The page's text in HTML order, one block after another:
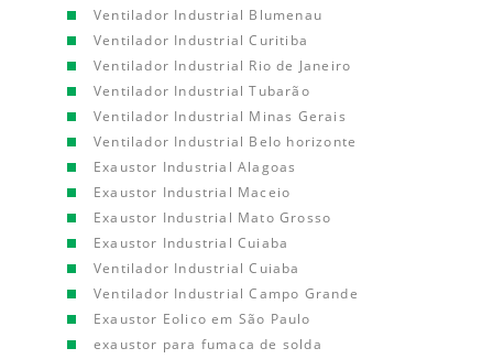
Ventilador Industrial Blumenau
Ventilador Industrial Curitiba
Ventilador Industrial Rio de Janeiro
Ventilador Industrial Tubarão
Ventilador Industrial Minas Gerais
Ventilador Industrial Belo horizonte
Exaustor Industrial Alagoas
Exaustor Industrial Maceio
Exaustor Industrial Mato Grosso
Exaustor Industrial Cuiaba
Ventilador Industrial Cuiaba
Ventilador Industrial Campo Grande
Exaustor Eolico em São Paulo
exaustor para fumaca de solda